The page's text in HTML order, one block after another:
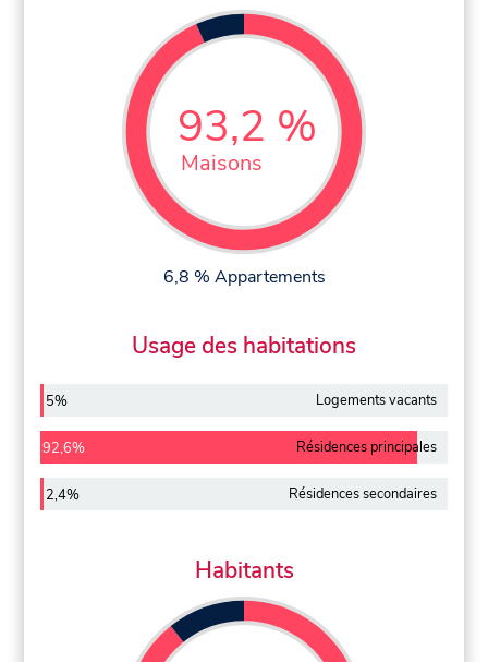
93,2 %
Maisons
6,8 % Appartements
Usage des habitations
5% Logements vacants
92,6% Résidences principales
2,4% Résidences secondaires
Habitants